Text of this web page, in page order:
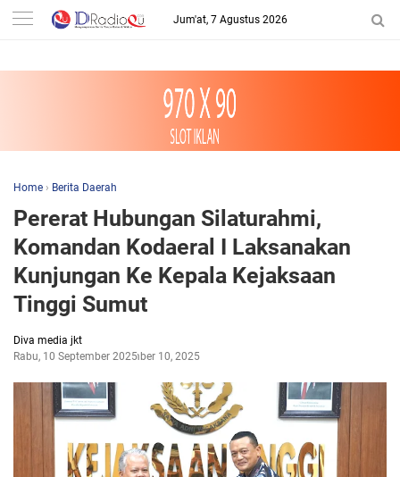
-->
Jum'at, 7 Agustus 2026
Home › Berita Daerah
Pererat Hubungan Silaturahmi,
Komandan Kodaeral I Laksanakan
Kunjungan Ke Kepala Kejaksaan
Tinggi Sumut
Diva media jkt
Rabu, 10 September 2025September 10, 2025